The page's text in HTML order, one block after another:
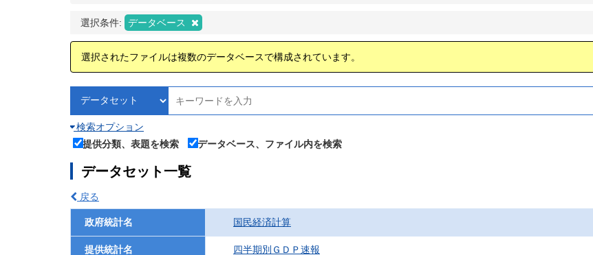
選択条件: データベース
選択されたファイルは複数のデータベースで構成されています。
検索オプション
提供分類、表題を検索
データベース、ファイル内を検索
データセット一覧
戻る
政府統計名 国民経済計算
提供統計名 四半期別ＧＤＰ速報